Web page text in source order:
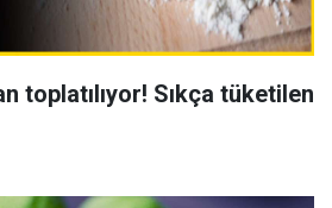
toplatılıyor! Sıkça tüketilen